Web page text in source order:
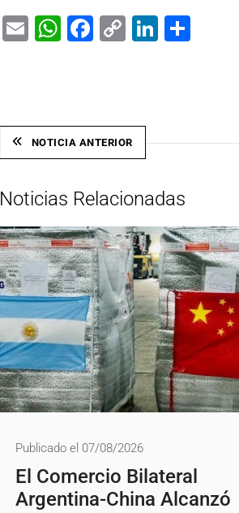
EmailWhatsApp
Facebook
CopyLinkedIn
NOTICIA ANTERIOR
Noticias Relacionadas
Publicado el 07/08/2026
El Comercio Bilateral
Argentina-China Alcanzó